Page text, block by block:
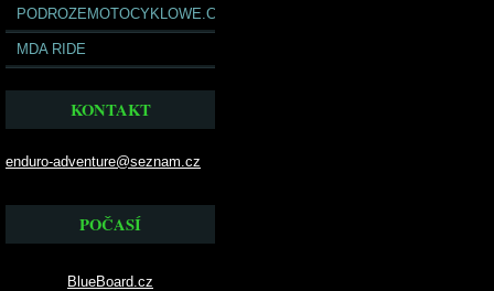
PODROZEMOTOCYKLOWE.COM
MDA RIDE
KONTAKT
enduro-adventure@seznam.cz
POČASÍ
BlueBoard.cz